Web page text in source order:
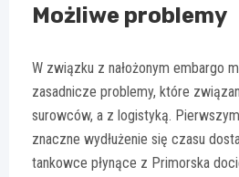
Możliwe problemy
W związku z nałożonym embargo
zasadnicze problemy, które
surowców, a z logistyką.
znaczne wydłużenie się czasu
tankowce płynące z Primorska